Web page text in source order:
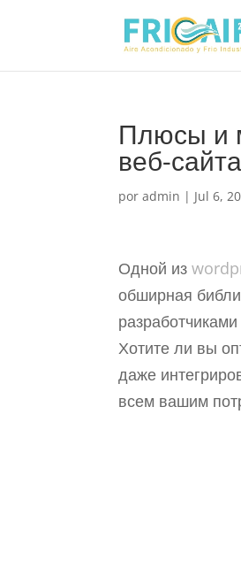
Плюсы и
веб-сайта
poradmin | Jul 6,
Одной из
обширная
Хотите ли вы
даже
всем вашим